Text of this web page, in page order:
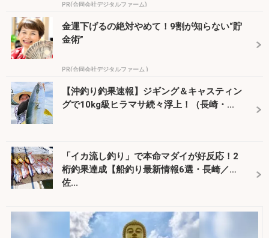
PR(合同会社デジタルファーム)
金運下げるの絶対やめて！9割が知らない“貯
金術”
PR(合同会社デジタルファーム )
【沖釣り釣果速報】ジギング＆キャスティン
グで10kg級ヒラマサ続々浮上！（長崎・...
「イカ流し釣り」で本命マダイが好反応！2
桁釣果達成【船釣り最新情報6選・長崎／
佐...